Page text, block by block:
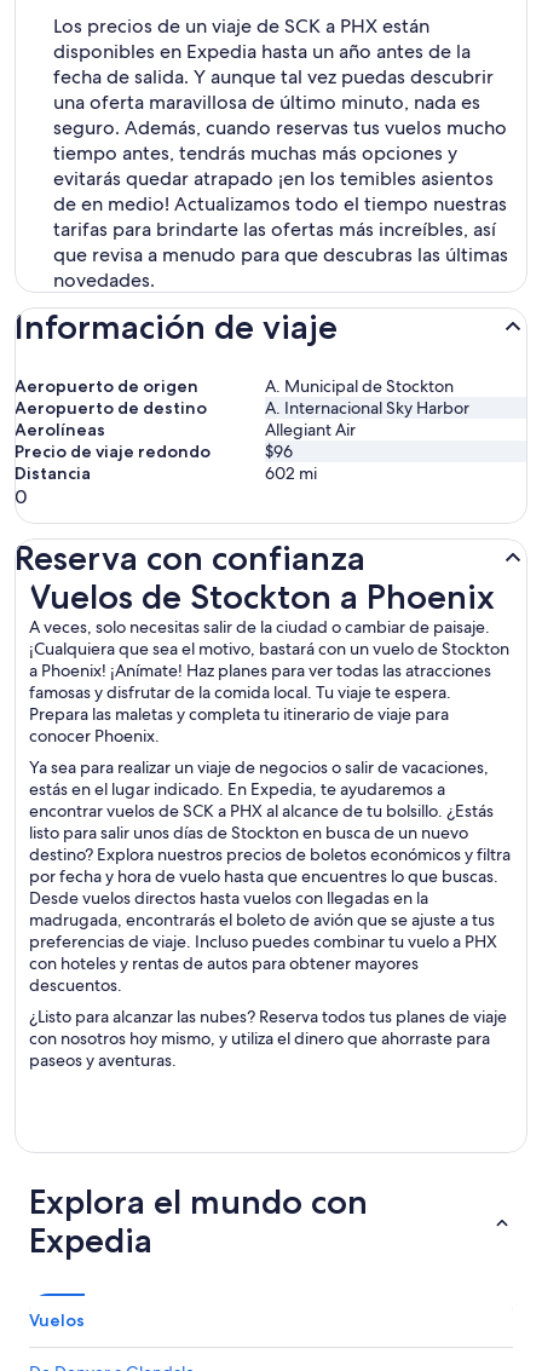
Los precios de un viaje de SCK a PHX están
disponibles en Expedia hasta un año antes de la
fecha de salida. Y aunque tal vez puedas descubrir
una oferta maravillosa de último minuto, nada es
seguro. Además, cuando reservas tus vuelos mucho
tiempo antes, tendrás muchas más opciones y
evitarás quedar atrapado ¡en los temibles asientos
de en medio! Actualizamos todo el tiempo nuestras
tarifas para brindarte las ofertas más increíbles, así
que revisa a menudo para que descubras las últimas
novedades.
Información de viaje
Aeropuerto de origen
A. Municipal de Stockton
Aeropuerto de destino
A. Internacional Sky Harbor
Aerolíneas
Allegiant Air
Precio de viaje redondo
$96
Distancia
602 mi
0
Reserva con confianza
Vuelos de Stockton a Phoenix
A veces, solo necesitas salir de la ciudad o cambiar de paisaje.
¡Cualquiera que sea el motivo, bastará con un vuelo de Stockton
a Phoenix! ¡Anímate! Haz planes para ver todas las atracciones
famosas y disfrutar de la comida local. Tu viaje te espera.
Prepara las maletas y completa tu itinerario de viaje para
conocer Phoenix.
Ya sea para realizar un viaje de negocios o salir de vacaciones,
estás en el lugar indicado. En Expedia, te ayudaremos a
encontrar vuelos de SCK a PHX al alcance de tu bolsillo. ¿Estás
listo para salir unos días de Stockton en busca de un nuevo
destino? Explora nuestros precios de boletos económicos y filtra
por fecha y hora de vuelo hasta que encuentres lo que buscas.
Desde vuelos directos hasta vuelos con llegadas en la
madrugada, encontrarás el boleto de avión que se ajuste a tus
preferencias de viaje. Incluso puedes combinar tu vuelo a PHX
con hoteles y rentas de autos para obtener mayores
descuentos.
¿Listo para alcanzar las nubes? Reserva todos tus planes de viaje
con nosotros hoy mismo, y utiliza el dinero que ahorraste para
paseos y aventuras.
Vuelos de Stockton a Phoenix
Explora el mundo con
Expedia
Vuelos